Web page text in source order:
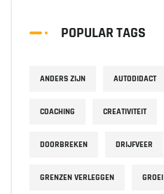
POPULAR TAGS
ANDERS ZIJN AUTODIDACT
COACHING CREATIVITEIT
DOORBREKEN DRIJFVEER
GRENZEN VERLEGGEN GROEI